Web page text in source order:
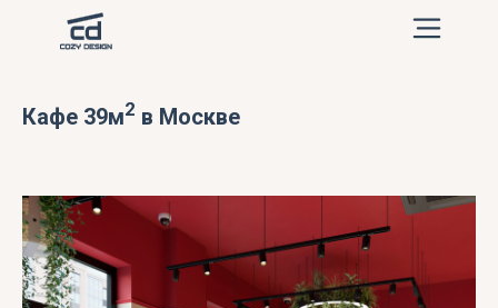
Кафе 39м2 в Москве